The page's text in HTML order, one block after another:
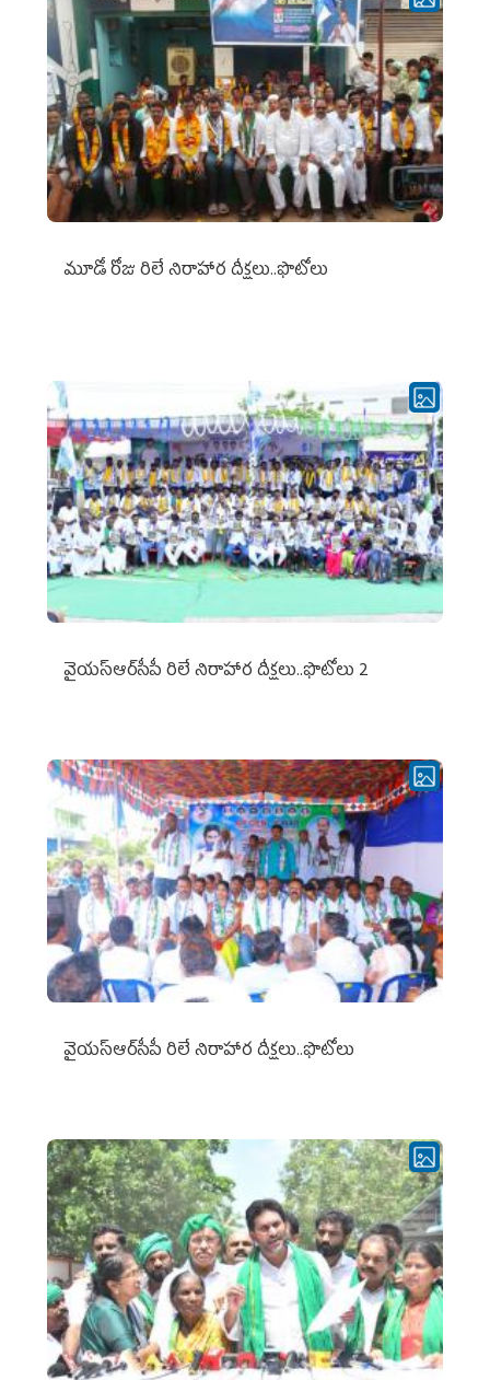
మూడో రోజు రిలే నిరాహార దీక్షలు..ఫొటోలు
వైయ‌స్ఆర్‌సీపీ రిలే నిరాహార దీక్షలు..ఫొటోలు 2
వైయ‌స్ఆర్‌సీపీ రిలే నిరాహార దీక్షలు..ఫొటోలు